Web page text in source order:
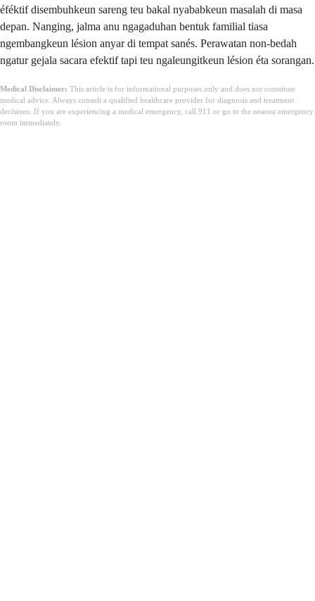
éféktif disembuhkeun sareng teu bakal nyababkeun masalah di masa
depan. Nanging, jalma anu ngagaduhan bentuk familial tiasa
ngembangkeun lésion anyar di tempat sanés. Perawatan non-bedah
ngatur gejala sacara efektif tapi teu ngaleungitkeun lésion éta sorangan.
Medical Disclaimer: This article is for informational purposes only and does not constitute
medical advice. Always consult a qualified healthcare provider for diagnosis and treatment
decisions. If you are experiencing a medical emergency, call 911 or go to the nearest emergency
room immediately.